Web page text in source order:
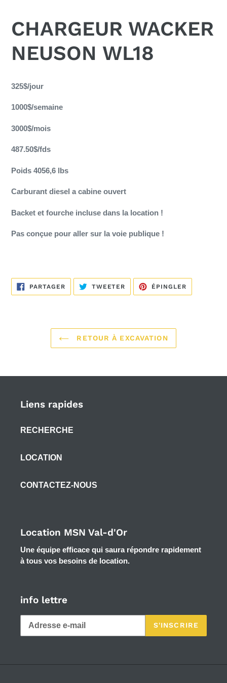
CHARGEUR WACKER
NEUSON WL18
d'un
à
panier
325$/jour
1000$/semaine
3000$/mois
487.50$/fds
Poids 4056,6 lbs
Carburant diesel a cabine ouvert
Backet et fourche incluse dans la location !
Pas conçue pour aller sur la voie publique !
PARTAGERPARTAGER
FACEBOOK
TWEETER TWEETER
TWITTER
ÉPINGLER
PINTEREST
RETOUR À EXCAVATION
Liens rapides
RECHERCHE
LOCATION
CONTACTEZ-NOUS
Location MSN Val-d'Or
Une équipe efficace qui saura répondre rapidement
à tous vos besoins de location.
info lettre
S'INSCRIRE